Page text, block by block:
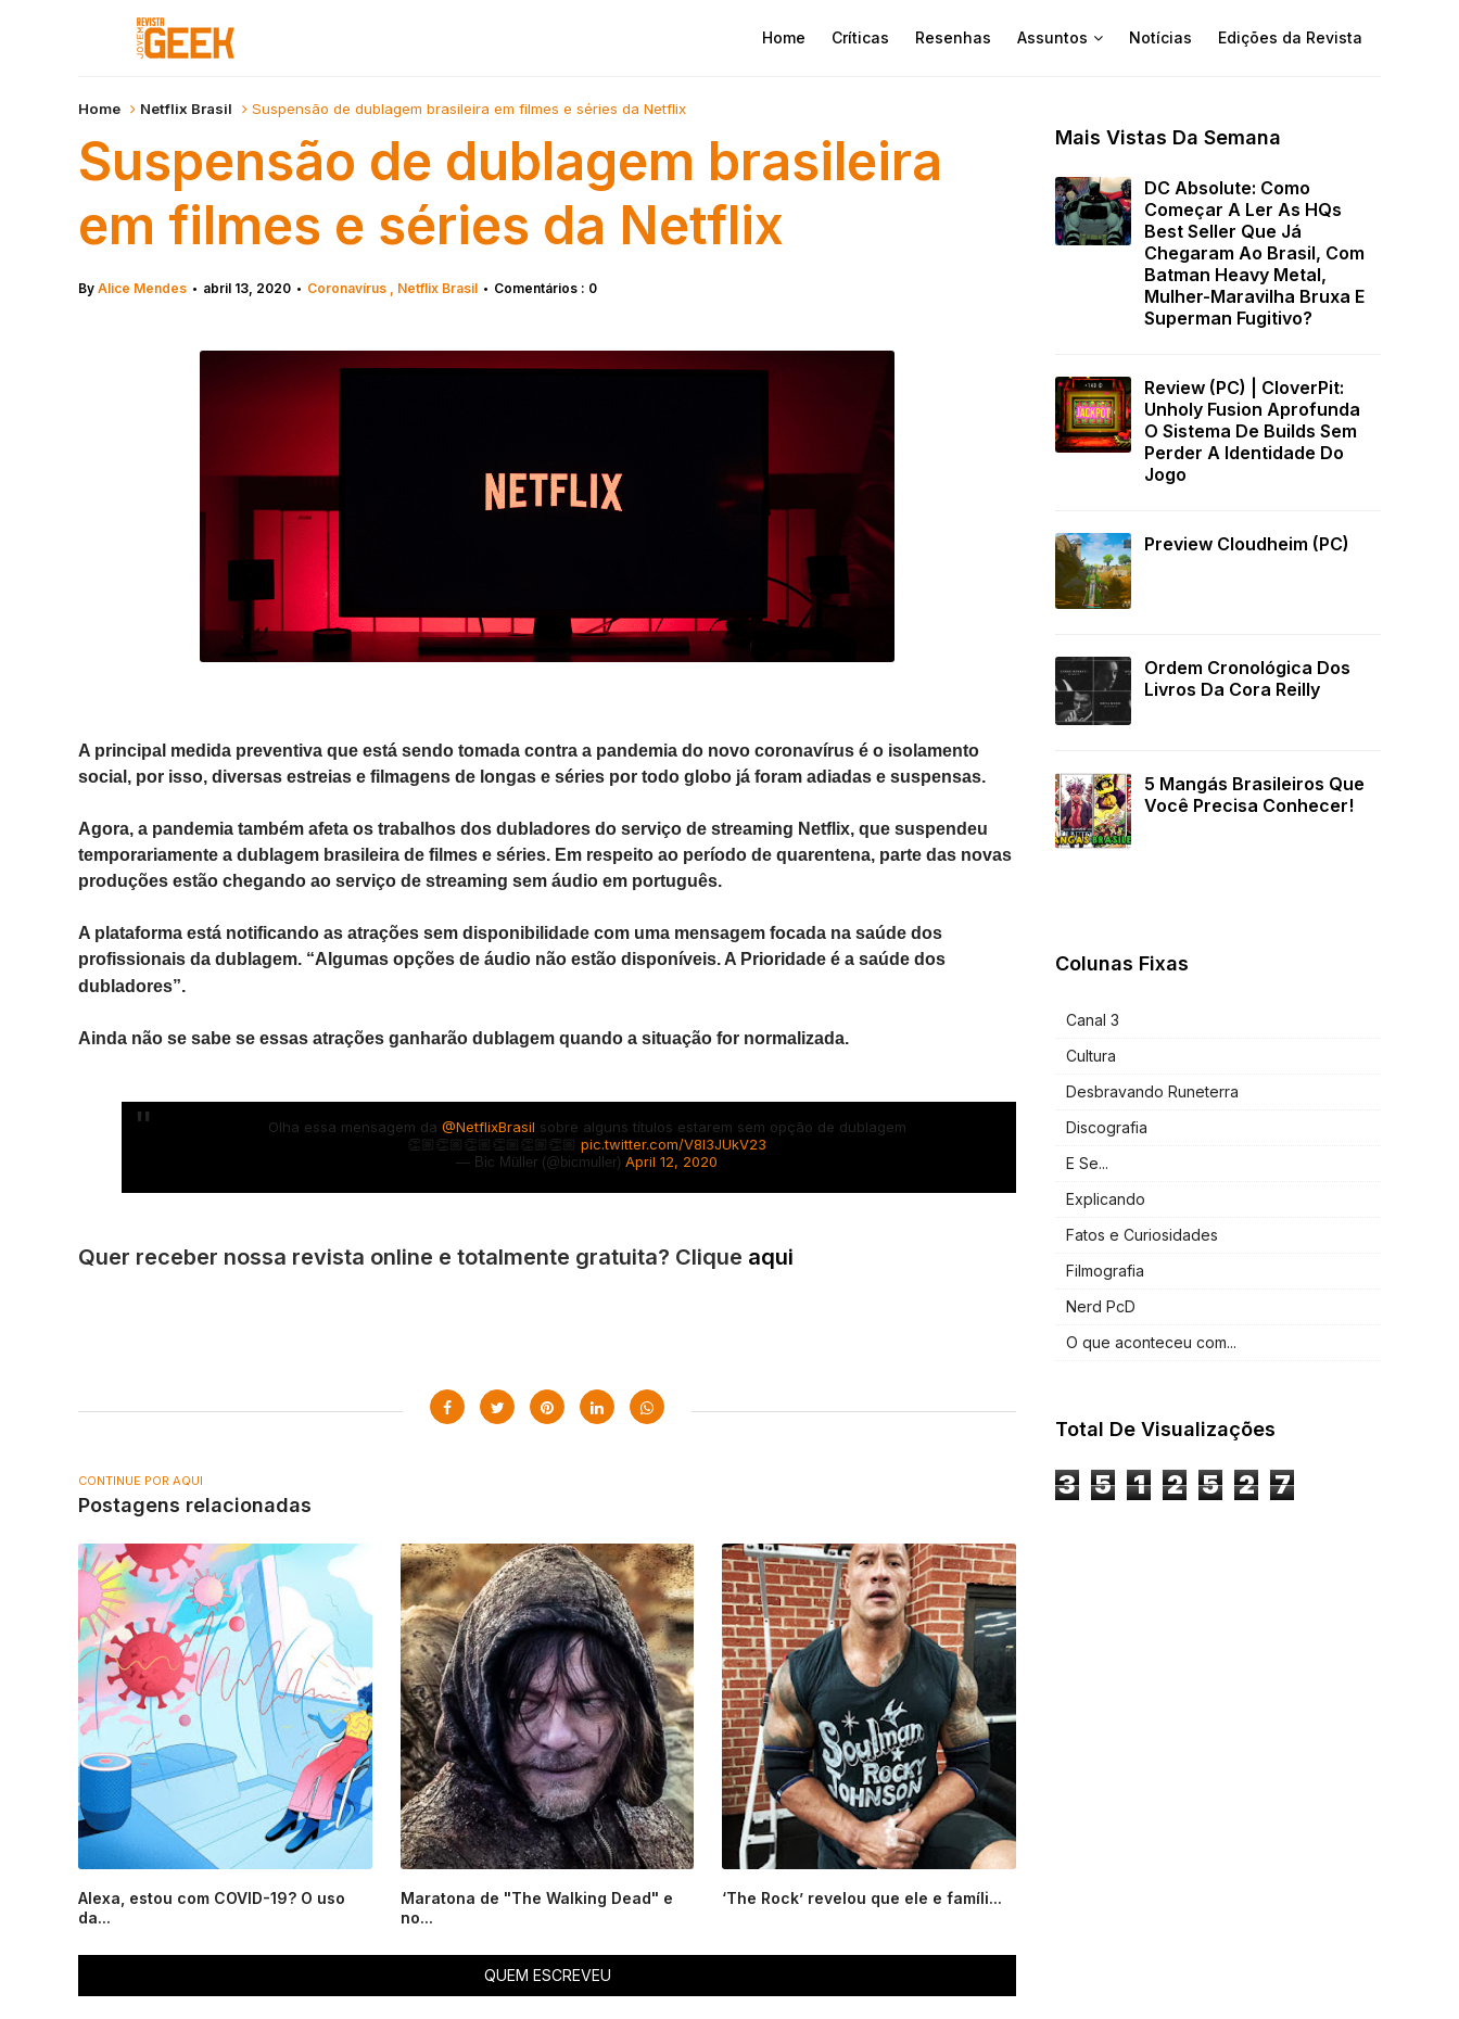
Home Críticas Resenhas Assuntos Notícias Edições da Revista
Home Netflix Brasil Suspensão de dublagem brasileira em filmes e séries da Netflix
Suspensão de dublagem brasileira
em filmes e séries da Netflix
By Alice Mendes • abril 13, 2020 • Coronavírus Netflix Brasil • Comentários : 0
A principal medida preventiva que está sendo tomada contra a pandemia do novo coronavírus é o isolamento
social, por isso, diversas estreias e filmagens de longas e séries por todo globo já foram adiadas e suspensas.
Agora, a pandemia também afeta os trabalhos dos dubladores do serviço de streaming Netflix, que suspendeu
temporariamente a dublagem brasileira de filmes e séries. Em respeito ao período de quarentena, parte das novas
produções estão chegando ao serviço de streaming sem áudio em português.
A plataforma está notificando as atrações sem disponibilidade com uma mensagem focada na saúde dos
profissionais da dublagem. “Algumas opções de áudio não estão disponíveis. A Prioridade é a saúde dos
dubladores”.
Ainda não se sabe se essas atrações ganharão dublagem quando a situação for normalizada.
Olha essa mensagem da @NetflixBrasil sobre alguns títulos estarem sem opção de dublagem
👏🏼👏🏼👏🏼👏🏼👏🏼👏🏼pic.twitter.com/V8I3JUkV23
— Bic Müller (@bicmuller)April 12, 2020
Quer receber nossa revista online e totalmente gratuita? Clique aqui
CONTINUE POR AQUI
Postagens relacionadas
Alexa, estou com COVID-19? O uso
da...
Maratona de "The Walking Dead" e
no...
‘The Rock’ revelou que ele e famíli...
QUEM ESCREVEU
Mais Vistas Da Semana
DC Absolute: Como
Começar A Ler As HQs
Best Seller Que Já
Chegaram Ao Brasil, Com
Batman Heavy Metal,
Mulher-Maravilha Bruxa E
Superman Fugitivo?
Review (PC) | CloverPit:
Unholy Fusion Aprofunda
O Sistema De Builds Sem
Perder A Identidade Do
Jogo
Preview Cloudheim (PC)
Ordem Cronológica Dos
Livros Da Cora Reilly
5 Mangás Brasileiros Que
Você Precisa Conhecer!
Colunas Fixas
Canal 3
Cultura
Desbravando Runeterra
Discografia
E Se...
Explicando
Fatos e Curiosidades
Filmografia
Nerd PcD
O que aconteceu com...
Total De Visualizações
3 5 1 2 5 2 7